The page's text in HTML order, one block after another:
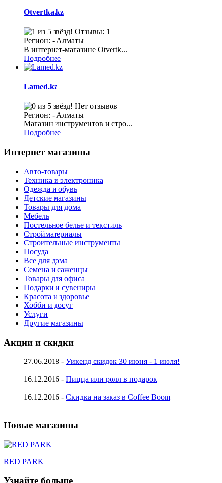
Otvertka.kz
Отзывы: 1
Регион: - Алматы
В интернет-магазине Оtvertk...
Подробнее
Lamed.kz
Нет отзывов
Регион: - Алматы
Магазин инструментов и стро...
Подробнее
Интернет магазины
Авто-товары
Техника и электроника
Одежда и обувь
Детские магазины
Товары для дома
Мебель
Постельное белье и текстиль
Стройматериалы
Строительные инструменты
Посуда
Все для дома
Семена и саженцы
Товары для офиса
Подарки и сувениры
Красота и здоровье
Хобби и досуг
Услуги
Другие магазины
Акции и скидки
27.06.2018 - Уикенд скидок 30 июня - 1 июля!
16.12.2016 - Пицца или ролл в подарок
16.12.2016 - Скидка на заказ в Coffee Boom
Новые магазины
RED PARK
Узнайте больше